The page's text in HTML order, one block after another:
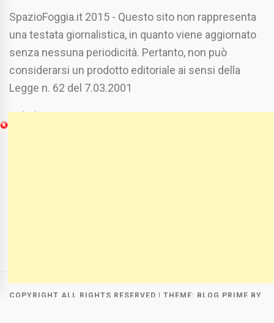
SpazioFoggia.it 2015 - Questo sito non rappresenta
una testata giornalistica, in quanto viene aggiornato
senza nessuna periodicità. Pertanto, non può
considerarsi un prodotto editoriale ai sensi della
Legge n. 62 del 7.03.2001
Chi Siamo
COPYRIGHT ALL RIGHTS RESERVED | THEME: BLOG PRIME BY